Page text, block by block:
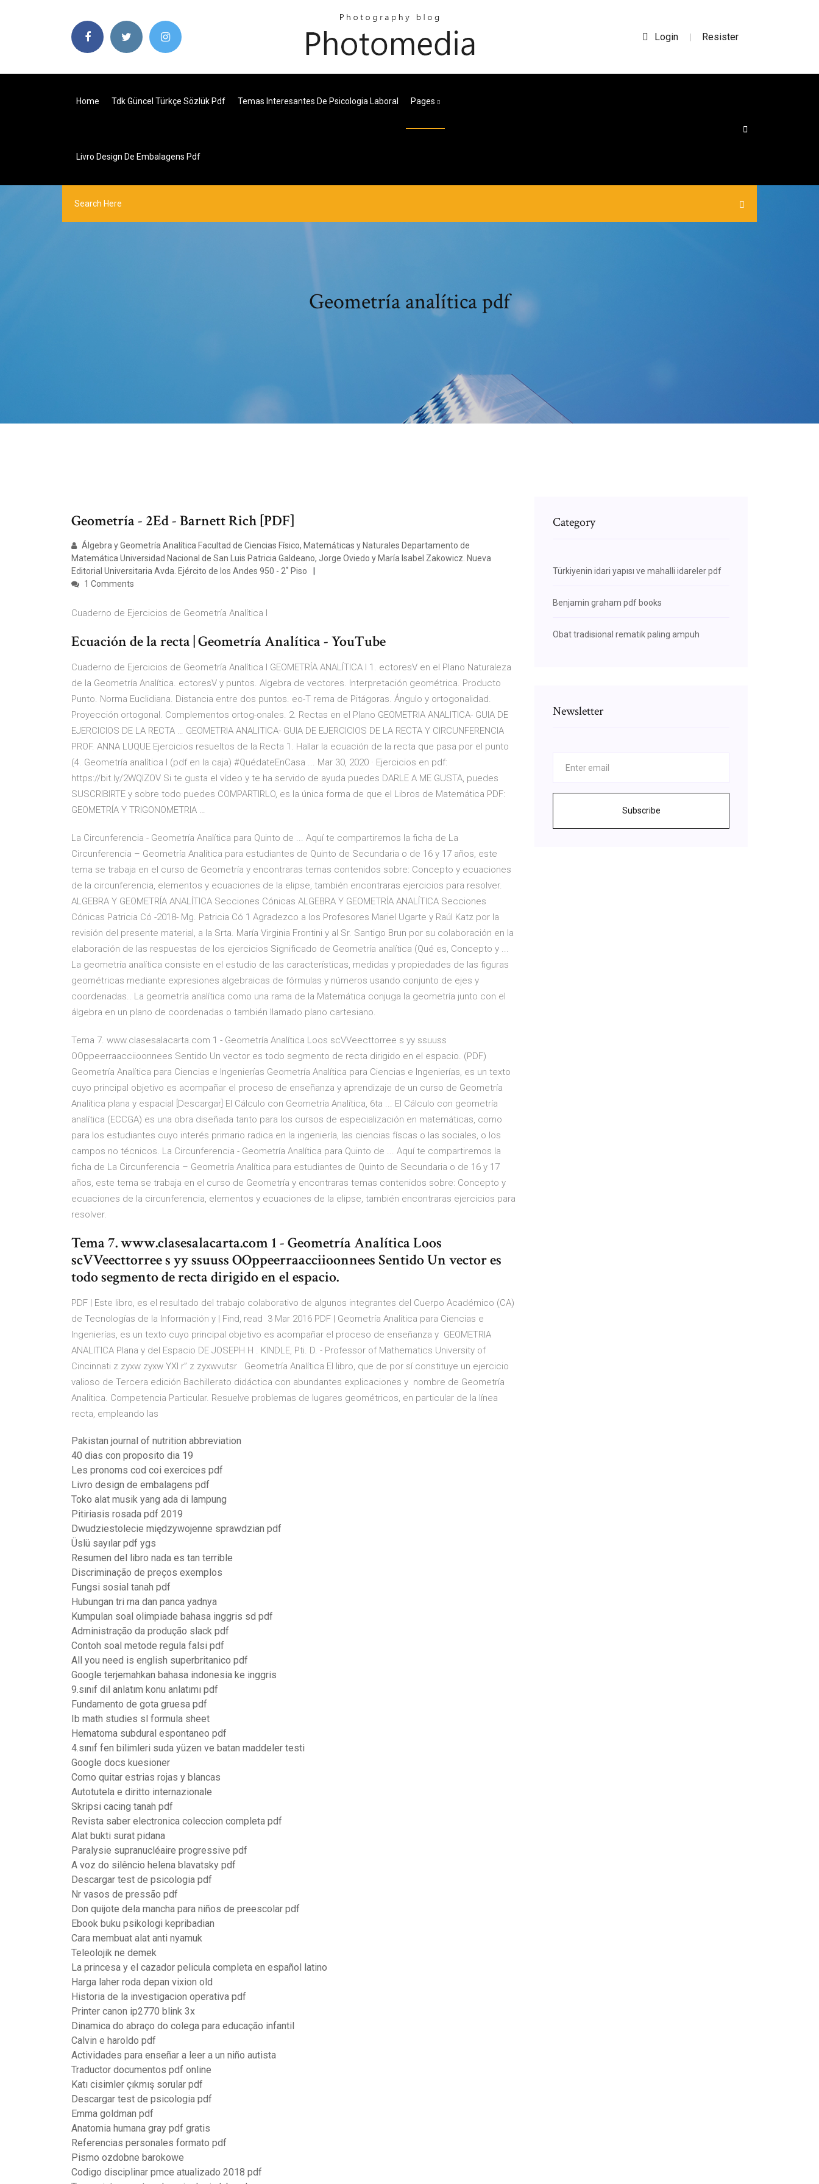
Login | Resister
Home Tdk Güncel Türkçe Sözlük Pdf Temas Interesantes De Psicologia Laboral Pages
Livro Design De Embalagens Pdf
Geometría analítica pdf
Geometría - 2Ed - Barnett Rich [PDF]
Álgebra y Geometría Analítica Facultad de Ciencias Físico, Matemá́ticas y Naturales Departamento de
Matemática Universidad Nacional de San Luis Patricia Galdeano, Jorge Oviedo y María Isabel Zakowicz. Nueva
Editorial Universitaria Avda. Ejército de los Andes 950 - 2˚ Piso
1 Comments
Cuaderno de Ejercicios de Geometría Analítica I
Ecuación de la recta | Geometría Analítica - YouTube
Cuaderno de Ejercicios de Geometría Analítica I GEOMETRÍA ANALÍTICA I 1. ectoresV en el Plano Naturaleza
de la Geometría Analítica. ectoresV y puntos. Algebra de vectores. Interpretación geométrica. Producto
Punto. Norma Euclidiana. Distancia entre dos puntos. eo-T rema de Pitágoras. Ángulo y ortogonalidad.
Proyección ortogonal. Complementos ortog-onales. 2. Rectas en el Plano GEOMETRIA ANALITICA- GUIA DE
EJERCICIOS DE LA RECTA … GEOMETRIA ANALITICA- GUIA DE EJERCICIOS DE LA RECTA Y CIRCUNFERENCIA
PROF. ANNA LUQUE Ejercicios resueltos de la Recta 1. Hallar la ecuación de la recta que pasa por el punto
(4. Geometría analítica I (pdf en la caja) #QuédateEnCasa ... Mar 30, 2020 · Ejercicios en pdf:
https://bit.ly/2WQlZOV Si te gusta el vídeo y te ha servido de ayuda puedes DARLE A ME GUSTA, puedes
SUSCRIBIRTE y sobre todo puedes COMPARTIRLO, es la única forma de que el Libros de Matemática PDF:
GEOMETRÍA Y TRIGONOMETRIA …
La Circunferencia - Geometría Analítica para Quinto de ... Aquí te compartiremos la ficha de La
Circunferencia – Geometría Analítica para estudiantes de Quinto de Secundaria o de 16 y 17 años, este
tema se trabaja en el curso de Geometría y encontraras temas contenidos sobre: Concepto y ecuaciones
de la circunferencia, elementos y ecuaciones de la elipse, también encontraras ejercicios para resolver.
ALGEBRA Y GEOMETRÍA ANALÍTICA Secciones Cónicas ALGEBRA Y GEOMETRÍA ANALÍTICA Secciones
Cónicas Patricia Có -2018- Mg. Patricia Có 1 Agradezco a los Profesores Mariel Ugarte y Raúl Katz por la
revisión del presente material, a la Srta. María Virginia Frontini y al Sr. Santigo Brun por su colaboración en la
elaboración de las respuestas de los ejercicios Significado de Geometría analítica (Qué es, Concepto y ...
La geometría analítica consiste en el estudio de las características, medidas y propiedades de las figuras
geométricas mediante expresiones algebraicas de fórmulas y números usando conjunto de ejes y
coordenadas.. La geometría analítica como una rama de la Matemática conjuga la geometría junto con el
álgebra en un plano de coordenadas o también llamado plano cartesiano.
Tema 7. www.clasesalacarta.com 1 - Geometría Analítica Loos scVVeecttorree s yy ssuuss
OOppeerraacciioonnees Sentido Un vector es todo segmento de recta dirigido en el espacio. (PDF)
Geometría Analítica para Ciencias e Ingenierías Geometría Analítica para Ciencias e Ingenierías, es un texto
cuyo principal objetivo es acompañar el proceso de enseñanza y aprendizaje de un curso de Geometría
Analítica plana y espacial [Descargar] El Cálculo con Geometría Analítica, 6ta ... El Cálculo con geometría
analítica (ECCGA) es una obra diseñada tanto para los cursos de especialización en matemáticas, como
para los estudiantes cuyo interés primario radica en la ingeniería, las ciencias físcas o las sociales, o los
campos no técnicos. La Circunferencia - Geometría Analítica para Quinto de ... Aquí te compartiremos la
ficha de La Circunferencia – Geometría Analítica para estudiantes de Quinto de Secundaria o de 16 y 17
años, este tema se trabaja en el curso de Geometría y encontraras temas contenidos sobre: Concepto y
ecuaciones de la circunferencia, elementos y ecuaciones de la elipse, también encontraras ejercicios para
resolver.
Tema 7. www.clasesalacarta.com 1 - Geometría Analítica Loos
scVVeecttorree s yy ssuuss OOppeerraacciioonnees Sentido Un vector es
todo segmento de recta dirigido en el espacio.
PDF | Este libro, es el resultado del trabajo colaborativo de algunos integrantes del Cuerpo Académico (CA)
de Tecnologías de la Información y | Find, read 3 Mar 2016 PDF | Geometría Analítica para Ciencias e
Ingenierías, es un texto cuyo principal objetivo es acompañar el proceso de enseñanza y GEOMETRIA
ANALITICA Plana y del Espacio DE JOSEPH H . KINDLE, Pti. D. - Professor of Mathematics University of
Cincinnati z zyxw zyxw YXI r” z zyxwvutsr Geometría Analítica El libro, que de por sí constituye un ejercicio
valioso de Tercera edición Bachillerato didáctica con abundantes explicaciones y nombre de Geometría
Analítica. Competencia Particular. Resuelve problemas de lugares geométricos, en particular de la línea
recta, empleando las
Pakistan journal of nutrition abbreviation
40 dias con proposito dia 19
Les pronoms cod coi exercices pdf
Livro design de embalagens pdf
Toko alat musik yang ada di lampung
Pitiriasis rosada pdf 2019
Dwudziestolecie międzywojenne sprawdzian pdf
Üslü sayılar pdf ygs
Resumen del libro nada es tan terrible
Discriminação de preços exemplos
Fungsi sosial tanah pdf
Hubungan tri rna dan panca yadnya
Kumpulan soal olimpiade bahasa inggris sd pdf
Administração da produção slack pdf
Contoh soal metode regula falsi pdf
All you need is english superbritanico pdf
Google terjemahkan bahasa indonesia ke inggris
9.sınıf dil anlatım konu anlatımı pdf
Fundamento de gota gruesa pdf
Ib math studies sl formula sheet
Hematoma subdural espontaneo pdf
4.sınıf fen bilimleri suda yüzen ve batan maddeler testi
Google docs kuesioner
Como quitar estrias rojas y blancas
Autotutela e diritto internazionale
Skripsi cacing tanah pdf
Revista saber electronica coleccion completa pdf
Alat bukti surat pidana
Paralysie supranucléaire progressive pdf
A voz do silêncio helena blavatsky pdf
Descargar test de psicologia pdf
Nr vasos de pressão pdf
Don quijote dela mancha para niños de preescolar pdf
Ebook buku psikologi kepribadian
Cara membuat alat anti nyamuk
Teleolojik ne demek
La princesa y el cazador pelicula completa en español latino
Harga laher roda depan vixion old
Historia de la investigacion operativa pdf
Printer canon ip2770 blink 3x
Dinamica do abraço do colega para educação infantil
Calvin e haroldo pdf
Actividades para enseñar a leer a un niño autista
Traductor documentos pdf online
Katı cisimler çıkmış sorular pdf
Descargar test de psicologia pdf
Emma goldman pdf
Anatomia humana gray pdf gratis
Referencias personales formato pdf
Pismo ozdobne barokowe
Codigo disciplinar pmce atualizado 2018 pdf
Category
Türkiyenin idari yapısı ve mahalli idareler pdf
Benjamin graham pdf books
Obat tradisional rematik paling ampuh
Newsletter
Subscribe